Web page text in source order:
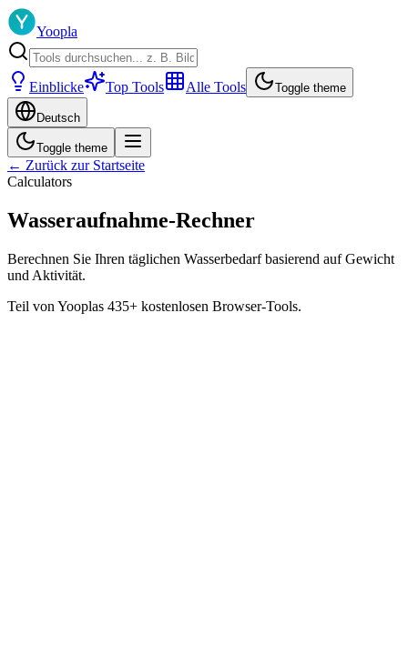
Yoopla
Einblicke Top Tools Alle Tools Toggle theme
Deutsch
Toggle theme
← Zurück zur Startseite
Calculators
Wasseraufnahme-Rechner
Berechnen Sie Ihren täglichen Wasserbedarf basierend auf Gewicht
und Aktivität.
Teil von Yooplas 435+ kostenlosen Browser-Tools.